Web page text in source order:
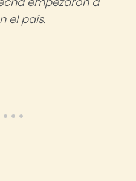
el país.